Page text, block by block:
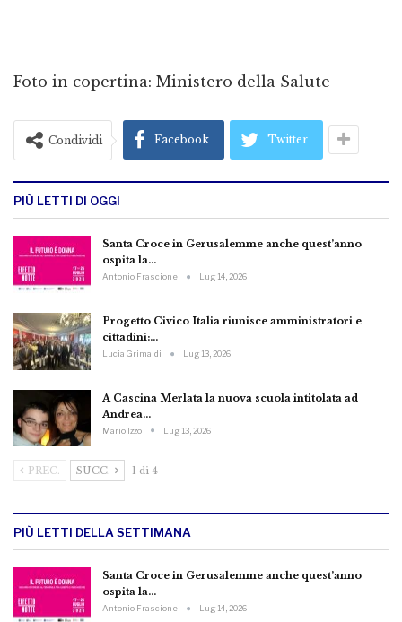
Foto in copertina: Ministero della Salute
Condividi Facebook Twitter
PIÙ LETTI DI OGGI
Santa Croce in Gerusalemme anche quest’anno
ospita la…
Antonio Frascione Lug 14, 2026
Progetto Civico Italia riunisce amministratori e
cittadini:…
Lucia Grimaldi Lug 13, 2026
A Cascina Merlata la nuova scuola intitolata ad
Andrea…
Mario Izzo Lug 13, 2026
PREC. SUCC. 1 di 4
PIÙ LETTI DELLA SETTIMANA
Santa Croce in Gerusalemme anche quest’anno
ospita la…
Antonio Frascione Lug 14, 2026